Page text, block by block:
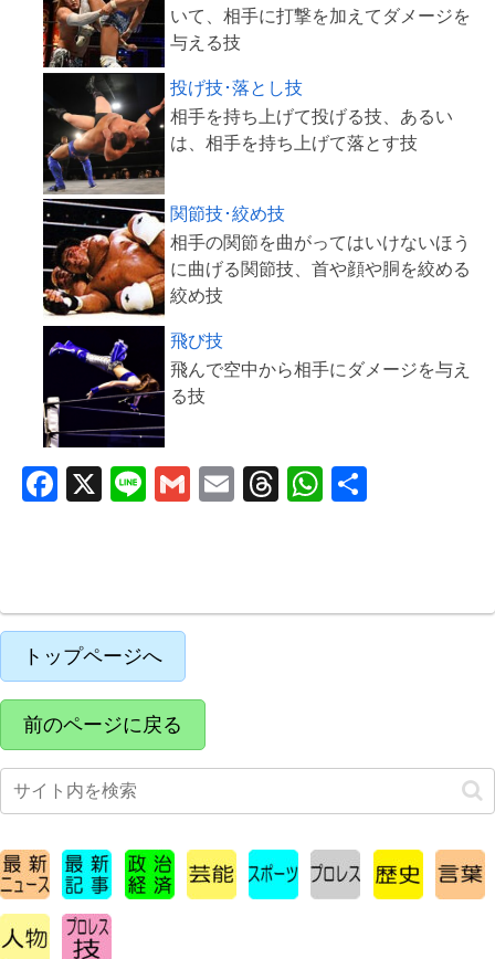
いて、相手に打撃を加えてダメージを
与える技
投げ技･落とし技
相手を持ち上げて投げる技、あるい
は、相手を持ち上げて落とす技
関節技･絞め技
相手の関節を曲がってはいけないほう
に曲げる関節技、首や顔や胴を絞める
絞め技
飛び技
飛んで空中から相手にダメージを与え
る技
F
b
o
o
k
X
Li
G
E
T
d
W
A
トップページへ
前のページに戻る